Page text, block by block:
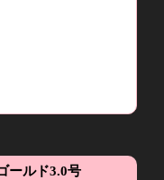
ールド3.0号